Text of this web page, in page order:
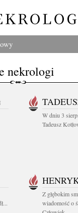
nekrologi
W dniu 3
Tadeusz
Z głębokim
wiadomość o